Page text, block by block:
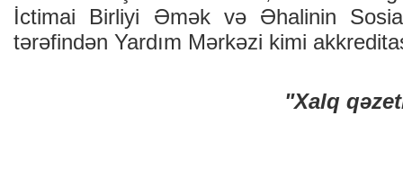
İctimai Birliyi Əmək və Əhalinin
tərəfindən Yardım Mərkəzi kimi
"Xalq